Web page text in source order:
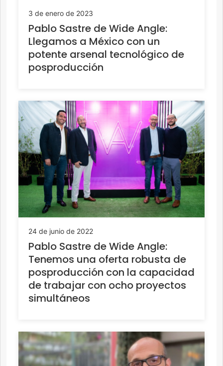
3 de enero de 2023
Pablo Sastre de Wide Angle:
Llegamos a México con un
potente arsenal tecnológico de
posproducción
24 de junio de 2022
Pablo Sastre de Wide Angle:
Tenemos una oferta robusta de
posproducción con la capacidad
de trabajar con ocho proyectos
simultáneos